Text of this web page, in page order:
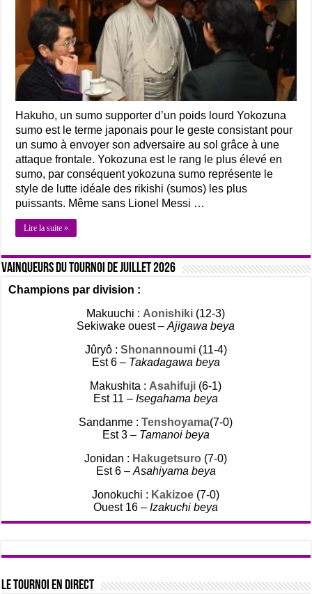
Hakuho, un sumo supporter d’un poids lourd Yokozuna
sumo est le terme japonais pour le geste consistant pour
un sumo à envoyer son adversaire au sol grâce à une
attaque frontale. Yokozuna est le rang le plus élevé en
sumo, par conséquent yokozuna sumo représente le
style de lutte idéale des rikishi (sumos) les plus
puissants. Même sans Lionel Messi …
Lire la suite »
Vainqueurs du tournoi de Juillet 2026
Champions par division :
Makuuchi : Aonishiki (12-3)
Sekiwake ouest –Ajigawa beya
Jûryô : Shonannoumi (11-4)
Est 6 – Takadagawa beya
Makushita : Asahifuji (6-1)
Est 11 –Isegahama beya
Sandanme :Tenshoyama(7-0)
Est 3 – Tamanoi beya
Jonidan : Hakugetsuro (7-0)
Est 6 – Asahiyama beya
Jonokuchi : Kakizoe (7-0)
Ouest 16 –Izakuchi beya
Le tournoi en direct